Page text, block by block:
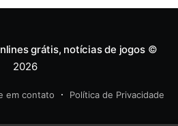
grátis, notícias de jogos©
2026
em contato Política de Privacidade